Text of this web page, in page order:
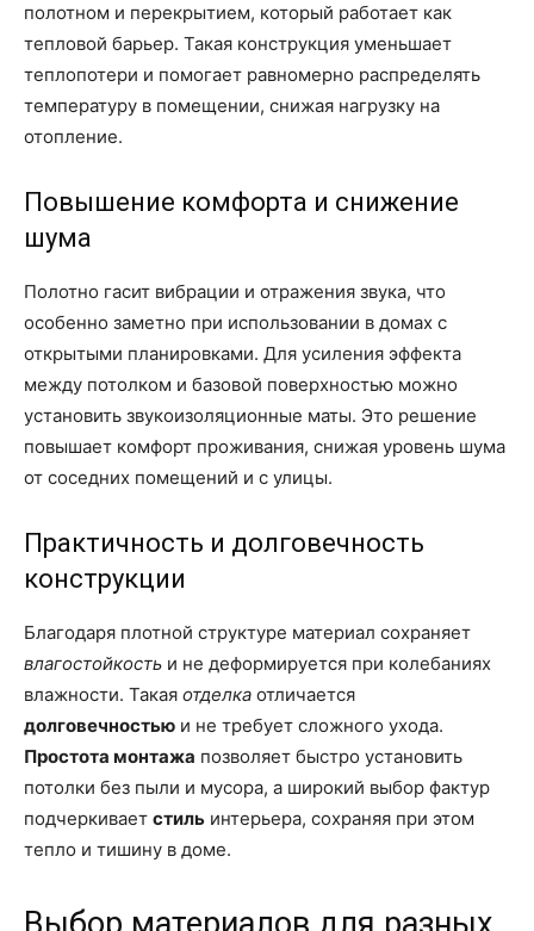
полотном и перекрытием, который работает как
тепловой барьер. Такая конструкция уменьшает
теплопотери и помогает равномерно распределять
температуру в помещении, снижая нагрузку на
отопление.
Повышение комфорта и снижение
шума
Полотно гасит вибрации и отражения звука, что
особенно заметно при использовании в домах с
открытыми планировками. Для усиления эффекта
между потолком и базовой поверхностью можно
установить звукоизоляционные маты. Это решение
повышает комфорт проживания, снижая уровень шума
от соседних помещений и с улицы.
Практичность и долговечность
конструкции
Благодаря плотной структуре материал сохраняет
влагостойкость и не деформируется при колебаниях
влажности. Такая отделка отличается
долговечностью и не требует сложного ухода.
Простота монтажа позволяет быстро установить
потолки без пыли и мусора, а широкий выбор фактур
подчеркивает стиль интерьера, сохраняя при этом
тепло и тишину в доме.